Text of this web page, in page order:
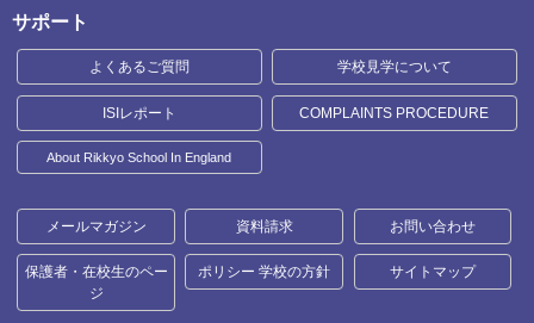
サポート
よくあるご質問 学校見学について
ISIレポート COMPLAINTS PROCEDURE
About Rikkyo School In England
メールマガジン 資料請求 お問い合わせ
保護者・在校生のペー
ジ
ポリシー 学校の方針 サイトマップ